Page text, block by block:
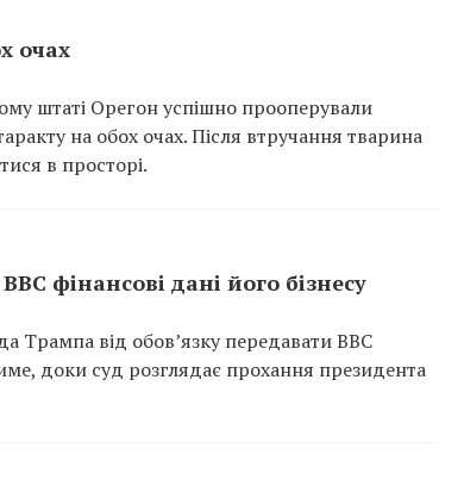
очах
штаті Орегон успішно прооперували
на обох очах. Після втручання тварина
в просторі.
фінансові дані його бізнесу
Трампа від обов’язку передавати BBC
доки суд розглядає прохання президента